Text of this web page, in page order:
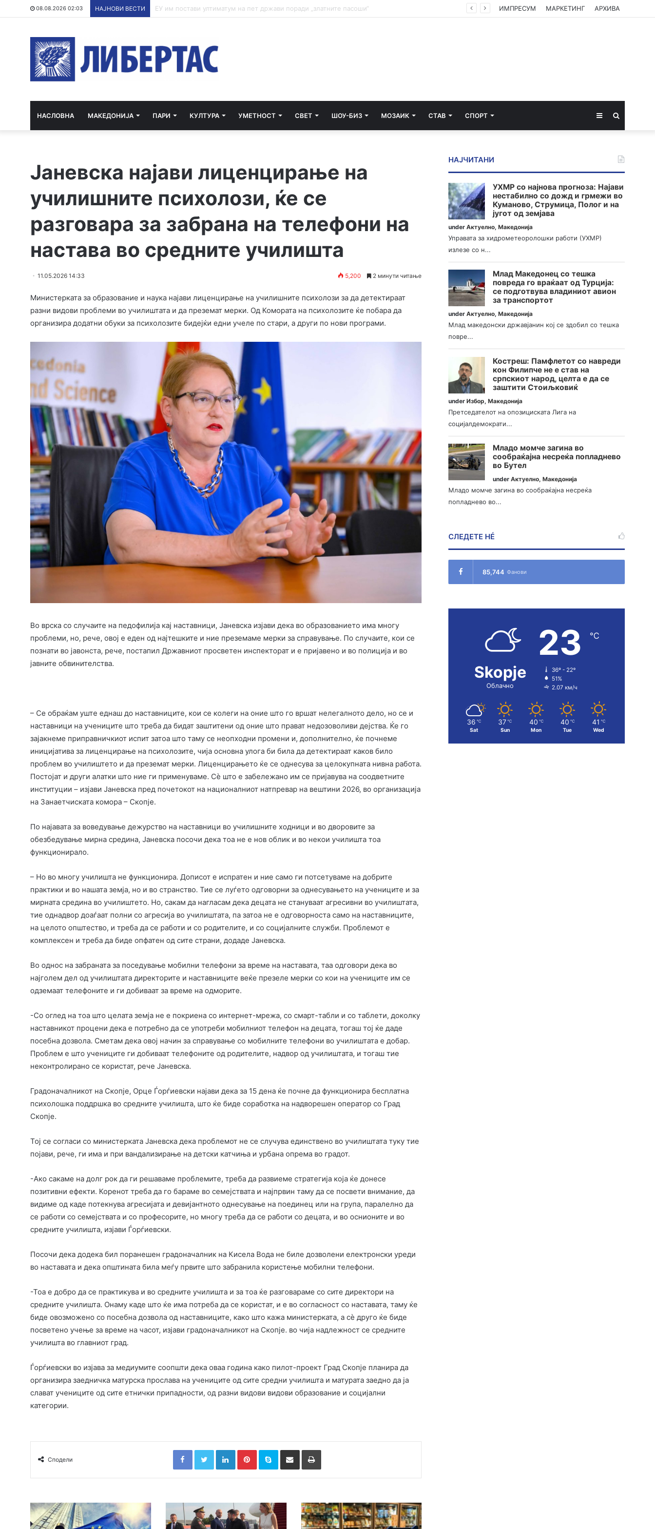
08.08.2026 02:03 НАЈНОВИ ВЕСТИ По речиси 30 години почнува судењето за убиството на Тупак Шакур ИМПРЕСУМ МАРКЕТИНГ АРХИВА
НАСЛОВНА МАКЕДОНИЈА ПАРИ КУЛТУРА УМЕТНОСТ СВЕТ ШОУ-БИЗ МОЗАИК СТАВ СПОРТ Sidebar
Јаневска најави лиценцирање на
училишните психолози, ќе се
разговара за забрана на телефони на
настава во средните училишта
11.05.2026 14:33 5,200 2 минути читање
Министерката за образование и наука најави лиценцирање на училишните психолози за да детектираат
разни видови проблеми во училиштата и да преземат мерки. Од Комората на психолозите ќе побара да
организира додатни обуки за психолозите бидејќи едни учеле по стари, а други по нови програми.
Во врска со случаите на педофилија кај наставници, Јаневска изјави дека во образованието има многу
проблеми, но, рече, овој е еден од најтешките и ние преземаме мерки за справување. По случаите, кои се
познати во јавонста, рече, постапил Државниот просветен инспекторат и е пријавено и во полиција и во
јавните обвинителства.
– Се обраќам уште еднаш до наставниците, кои се колеги на оние што го вршат нелегалното дело, но се и
наставници на учениците што треба да бидат заштитени од оние што прават недозоволиви дејства. Ќе го
зајакнеме приправничкиот испит затоа што таму се неопходни промени и, дополнително, ќе почнеме
иницијатива за лиценцирање на психолозите, чија основна улога би била да детектираат каков било
проблем во училиштето и да преземат мерки. Лиценцирањето ќе се однесува за целокупната нивна работа.
Постојат и други алатки што ние ги применуваме. Сè што е забележано им се пријавува на соодветните
институции – изјави Јаневска пред почетокот на националниот натпревар на вештини 2026, во организација
на Занаетчиската комора – Скопје.
По најавата за воведување дежурство на наставници во училишните ходници и во дворовите за
обезбедување мирна средина, Јаневска посочи дека тоа не е нов облик и во некои училишта тоа
функционирало.
– Но во многу училишта не функционира. Дописот е испратен и ние само ги потсетуваме на добрите
практики и во нашата земја, но и во странство. Тие се луѓето одговорни за однесувањето на учениците и за
мирната средина во училиштето. Но, сакам да нагласам дека децата не стануваат агресивни во училиштата,
тие однадвор доаѓаат полни со агресија во училиштата, па затоа не е одговорноста само на наставниците,
на целото општество, и треба да се работи и со родителите, и со социјалните служби. Проблемот е
комплексен и треба да биде опфатен од сите страни, додаде Јаневска.
Во однос на забраната за поседување мобилни телефони за време на наставата, таа одговори дека во
најголем дел од училиштата директорите и наставниците веќе презеле мерки со кои на учениците им се
одземаат телефоните и ги добиваат за време на одморите.
-Со оглед на тоа што целата земја не е покриена со интернет-мрежа, со смарт-табли и со таблети, доколку
наставникот процени дека е потребно да се употреби мобилниот телефон на децата, тогаш тој ќе даде
посебна дозвола. Сметам дека овој начин за справување со мобилните телефони во училиштата е добар.
Проблем е што учениците ги добиваат телефоните од родителите, надвор од училиштата, и тогаш тие
неконтролирано се користат, рече Јаневска.
Градоначалникот на Скопје, Орце Ѓорѓиевски најави дека за 15 дена ќе почне да функционира бесплатна
психолошка поддршка во средните училишта, што ќе биде соработка на надворешен оператор со Град
Скопје.
Тој се согласи со министерката Јаневска дека проблемот не се случува единствено во училиштата туку тие
појави, рече, ги има и при вандализирање на детски катчиња и урбана опрема во градот.
-Ако сакаме на долг рок да ги решаваме проблемите, треба да развиеме стратегија која ќе донесе
позитивни ефекти. Коренот треба да го бараме во семејствата и најпрвин таму да се посвети внимание, да
видиме од каде потекнува агресијата и девијантното однесување на поединец или на група, паралелно да
се работи со семејствата и со професорите, но многу треба да се работи со децата, и во оснионите и во
средните училишта, изјави Ѓорѓиевски.
Посочи дека додека бил поранешен градоначалник на Кисела Вода не биле дозволени електронски уреди
во наставата и дека општината била меѓу првите што забранила користење мобилни телефони.
-Тоа е добро да се практикува и во средните училишта и за тоа ќе разговараме со сите директори на
средните училишта. Онаму каде што ќе има потреба да се користат, и е во согласност со наставата, таму ќе
биде овозможено со посебна дозвола од наставниците, како што кажа министерката, а сè друго ќе биде
посветено учење за време на часот, изјави градоначалникот на Скопје. во чија надлежност се средните
училишта во главниот град.
Ѓорѓиевски во изјава за медиумите соопшти дека оваа година како пилот-проект Град Скопје планира да
организира заедничка матурска прослава на учениците од сите средни училишта и матурата заедно да ја
слават учениците од сите етнички припадности, од разни видови видови образование и социјални
категории.
Сподели
FacebookTwitterLinkedInPinterestSkype Сподели преку Е-маил Испринтај
НАЈЧИТАНИ
УХМР со најнова прогноза: Најави
нестабилно со дожд и грмежи во
Куманово, Струмица, Полог и на
југот од земјава
underАктуелно,Македонија
Управата за хидрометеоролошки работи (УХМР)
излезе со н...
Млад Македонец со тешка
повреда го враќаат од Турција:
се подготвува владиниот авион
за транспортот
underАктуелно,Македонија
Млад македонски државјанин кој се здобил со тешка
повре...
Костреш: Памфлетот со навреди
кон Филипче не е став на
српскиот народ, целта е да се
заштити Стоиљковиќ
underИзбор,Македонија
Претседателот на опозициската Лига на
социјалдемократи...
Младо момче загина во
сообраќајна несреќа попладнево
во Бутел
underАктуелно,Македонија
Младо момче загина во сообраќајна несреќа
попладнево во...
СЛЕДЕТЕ НÉ
85,744 Фанови
Skopje
Облачно
23 ℃
36º - 22º
51%
2.07 км/ч
36 ℃
Sat
37 ℃
Sun
40 ℃
Mon
40 ℃
Tue
41 ℃
Wed